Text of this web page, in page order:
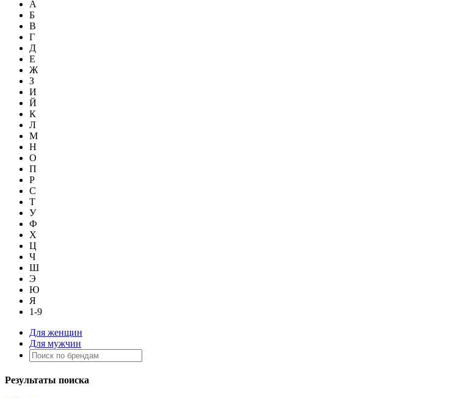
А
Б
В
Г
Д
Е
Ж
З
И
Й
К
Л
М
Н
О
П
Р
С
Т
У
Ф
Х
Ц
Ч
Ш
Э
Ю
Я
1-9
Для женщин
Для мужчин
Результаты поиска